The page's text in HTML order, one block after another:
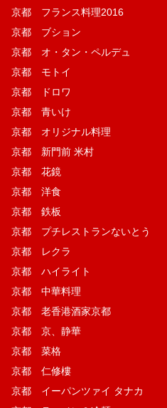
京都 フランス料理2016
京都 ブション
京都 オ・タン・ペルデュ
京都 モトイ
京都 ドロワ
京都 青いけ
京都 オリジナル料理
京都 新門前 米村
京都 花鏡
京都 洋食
京都 鉄板
京都 プチレストランないとう
京都 レクラ
京都 ハイライト
京都 中華料理
京都 老香港酒家京都
京都 京、静華
京都 菜格
京都 仁修樓
京都 イーパンツァイ タナカ